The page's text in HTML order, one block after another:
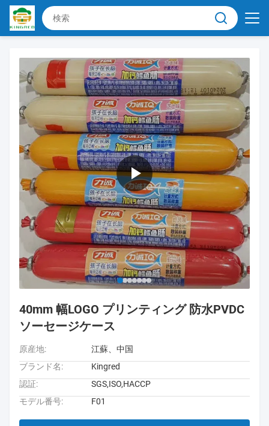
40mm 幅LOGO プリンティング 防水PVDC
ソーセージケース
原産地:
江蘇、中国
ブランド名:
Kingred
認証:
SGS,ISO,HACCP
モデル番号:
F01